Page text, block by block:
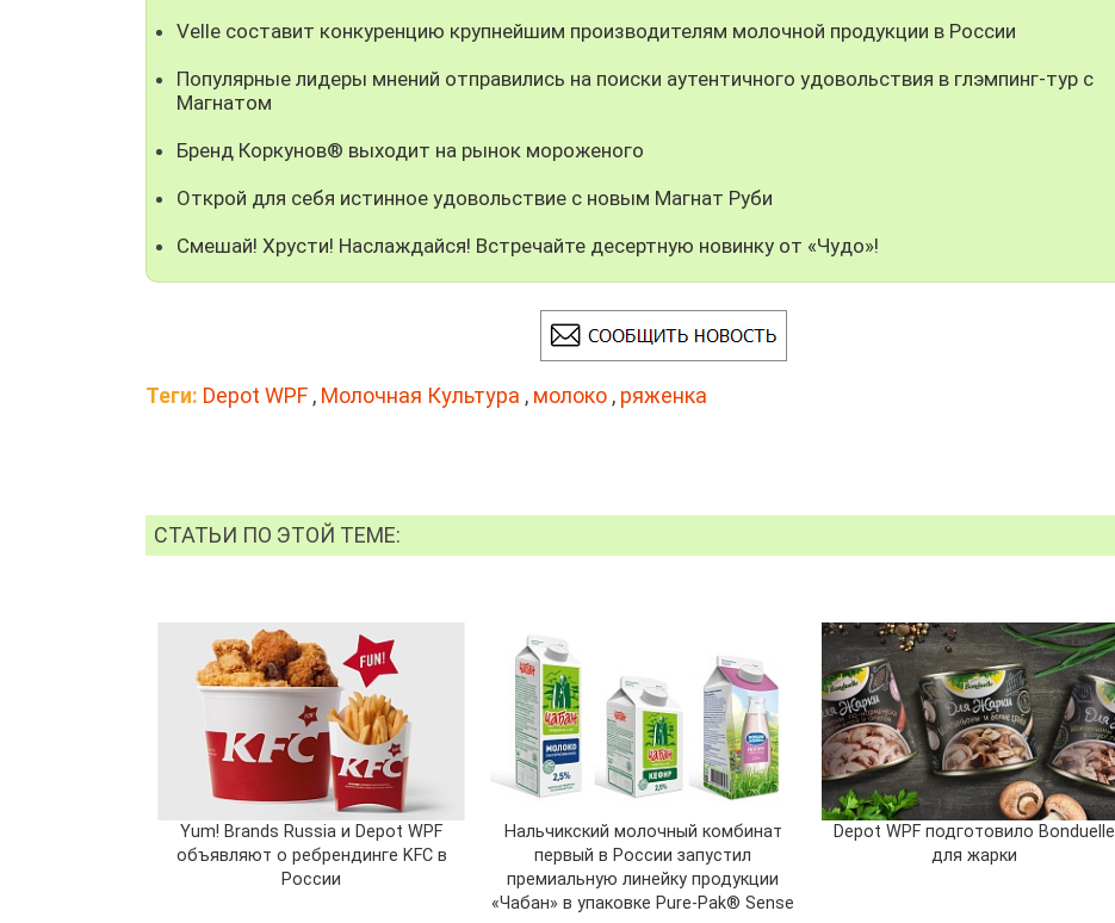
Velle составит конкуренцию крупнейшим производителям молочной продукции в России
Популярные лидеры мнений отправились на поиски аутентичного удовольствия в глэмпинг-тур с
Магнатом
Бренд Коркунов® выходит на рынок мороженого
Открой для себя истинное удовольствие с новым Магнат Руби
Смешай! Хрусти! Наслаждайся! Встречайте десертную новинку от «Чудо»!
Теги: Depot WPF , Молочная Культура , молоко , ряженка
СТАТЬИ ПО ЭТОЙ ТЕМЕ:
Yum! Brands Russia и Depot WPF
объявляют о ребрендинге KFC в
России
Нальчикский молочный комбинат
первый в России запустил
премиальную линейку продукции
«Чабан» в упаковке Pure-Pak® Sense
Depot WPF подготовило Bonduelle
для жарки